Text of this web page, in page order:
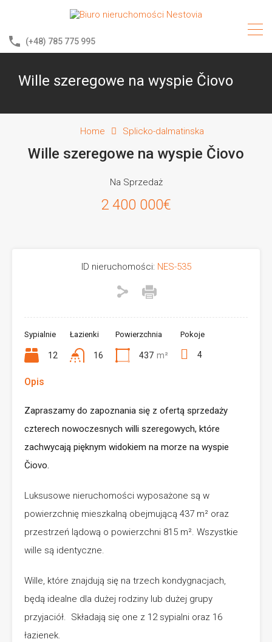
(+48) 785 775 995
Wille szeregowe na wyspie Čiovo
Home Splicko-dalmatinska
Wille szeregowe na wyspie Čiovo
Na Sprzedaż
2 400 000€
ID nieruchomości: NES-535
Sypialnie
12
Łazienki
16
Powierzchnia
437 m²
Pokoje
4
Opis
Zapraszamy do zapoznania się z ofertą sprzedaży
czterech nowoczesnych willi szeregowych, które
zachwycają pięknym widokiem na morze na wyspie
Čiovo.
Luksusowe nieruchomości wyposażone są w
powierzchnię mieszkalną obejmującą 437 m² oraz
przestrzeń lądową o powierzchni 815 m². Wszystkie
wille są identyczne.
Wille, które znajdują się na trzech kondygnacjach,
będą idealne dla dużej rodziny lub dużej grupy
przyjaciół. Składają się one z 12 sypialni oraz 16
łazienek.